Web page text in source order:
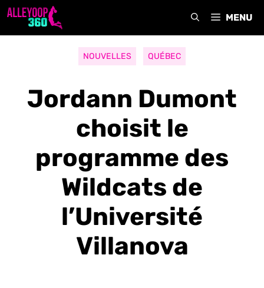
Aller
MENU
NOUVELLES QUÉBEC
Jordann Dumont
choisit le
programme des
Wildcats de
l’Université
Villanova